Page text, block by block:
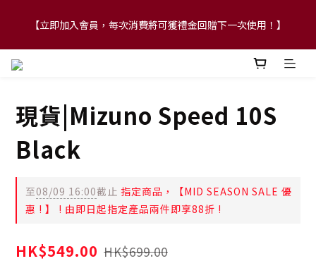
【FLASH SALE 兩件指定現貨產品即享88折】
【立即加入會員，每次消費將可獲禮金回贈下一次使用！】
【FLASH SALE 兩件指定現貨產品即享88折】
現貨|Mizuno Speed 10S
Black
至08/09 16:00截止 指定商品，【MID SEASON SALE 優
惠 ! 】 ! 由即日起指定產品兩件即享88折 !
HK$549.00 HK$699.00